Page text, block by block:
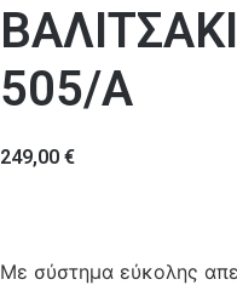
505/A
249,00 €
Με σύστημα εύκολης